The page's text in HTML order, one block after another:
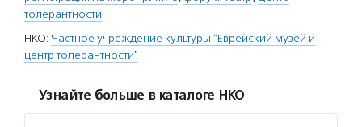
толерантности
НКО: Частное учреждение культуры "Еврейский музей и
центр толерантности"
Узнайте больше в каталоге НКО